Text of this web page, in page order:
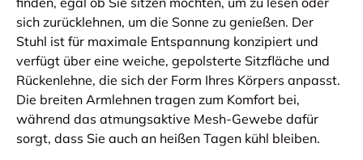
sich zurücklehnen, um die Sonne zu genießen. Der
Stuhl ist für maximale Entspannung konzipiert und
verfügt über eine weiche, gepolsterte Sitzfläche und
Rückenlehne, die sich der Form Ihres Körpers anpasst.
Die breiten Armlehnen tragen zum Komfort bei,
während das atmungsaktive Mesh-Gewebe dafür
sorgt, dass Sie auch an heißen Tagen kühl bleiben.